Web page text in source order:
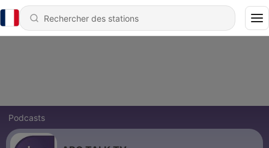
Podcasts